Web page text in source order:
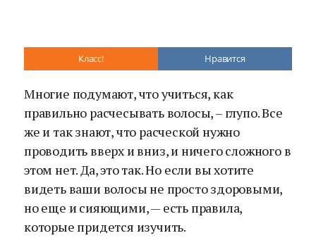
Класс! Нравится
Многие подумают, что учиться, как
правильно расчесывать волосы, – глупо. Все
же и так знают, что расческой нужно
проводить вверх и вниз, и ничего сложного в
этом нет. Да, это так. Но если вы хотите
видеть ваши волосы не просто здоровыми,
но еще и сияющими, — есть правила,
которые придется изучить.